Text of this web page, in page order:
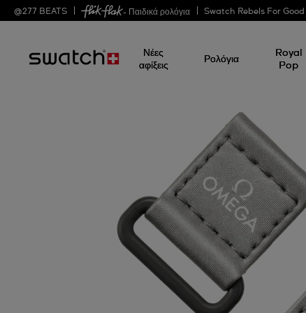
@277 BEATS - Παιδικά ρολόγια Swatch Rebels For Good
Νέες
αφίξεις
Ρολόγια
Royal
Pop